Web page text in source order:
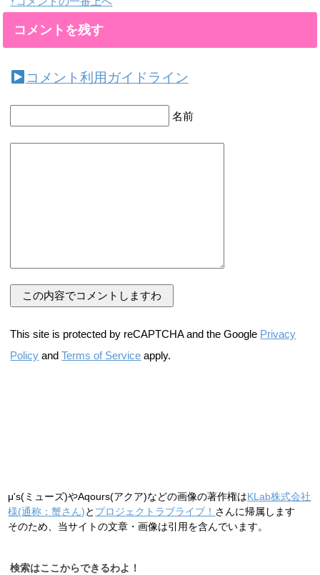
コメントを残す
コメント利用ガイドライン
名前
This site is protected by reCAPTCHA and the Google Privacy
Policy andTerms of Service apply.
μ's(ミューズ)やAqours(アクア)などの画像の著作権はKLab株式会社
様(通称：蟹さん)と プロジェクトラブライブ！ さんに帰属します
そのため、当サイトの文章・画像は引用を含んでいます。
検索はここからできるわよ！